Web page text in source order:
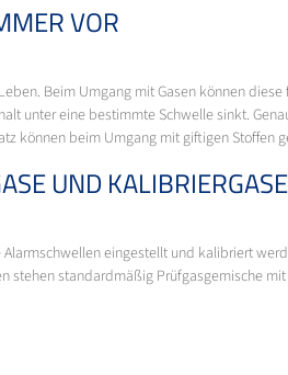
VOR
Beim Umgang mit Gasen können
unter eine bestimmte Schwelle sinkt.
können beim Umgang mit giftigen
UND
eingestellt und kalibriert
stehen standardmäßig Prüfgasgemische